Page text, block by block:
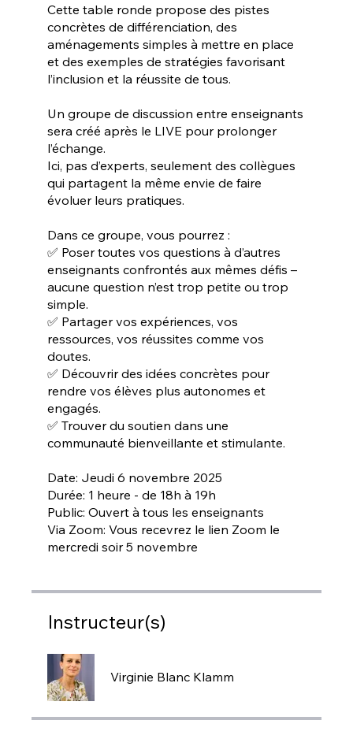
Cette table ronde propose des pistes
concrètes de différenciation, des
aménagements simples à mettre en place
et des exemples de stratégies favorisant
l’inclusion et la réussite de tous.
Un groupe de discussion entre enseignants
sera créé après le LIVE pour prolonger
l’échange.
Ici, pas d’experts, seulement des collègues
qui partagent la même envie de faire
évoluer leurs pratiques.
Dans ce groupe, vous pourrez :
✅ Poser toutes vos questions à d’autres
enseignants confrontés aux mêmes défis –
aucune question n’est trop petite ou trop
simple.
✅ Partager vos expériences, vos
ressources, vos réussites comme vos
doutes.
✅ Découvrir des idées concrètes pour
rendre vos élèves plus autonomes et
engagés.
✅ Trouver du soutien dans une
communauté bienveillante et stimulante.
Date: Jeudi 6 novembre 2025
Durée: 1 heure - de 18h à 19h
Public: Ouvert à tous les enseignants
Via Zoom: Vous recevrez le lien Zoom le
Instructeur(s)
Virginie Blanc Klamm